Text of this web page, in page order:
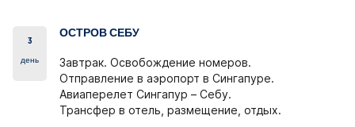
3
день
ОСТРОВ СЕБУ
Завтрак. Освобождение номеров.
Отправление в аэропорт в Сингапуре.
Авиаперелет Сингапур – Себу.
Трансфер в отель, размещение, отдых.